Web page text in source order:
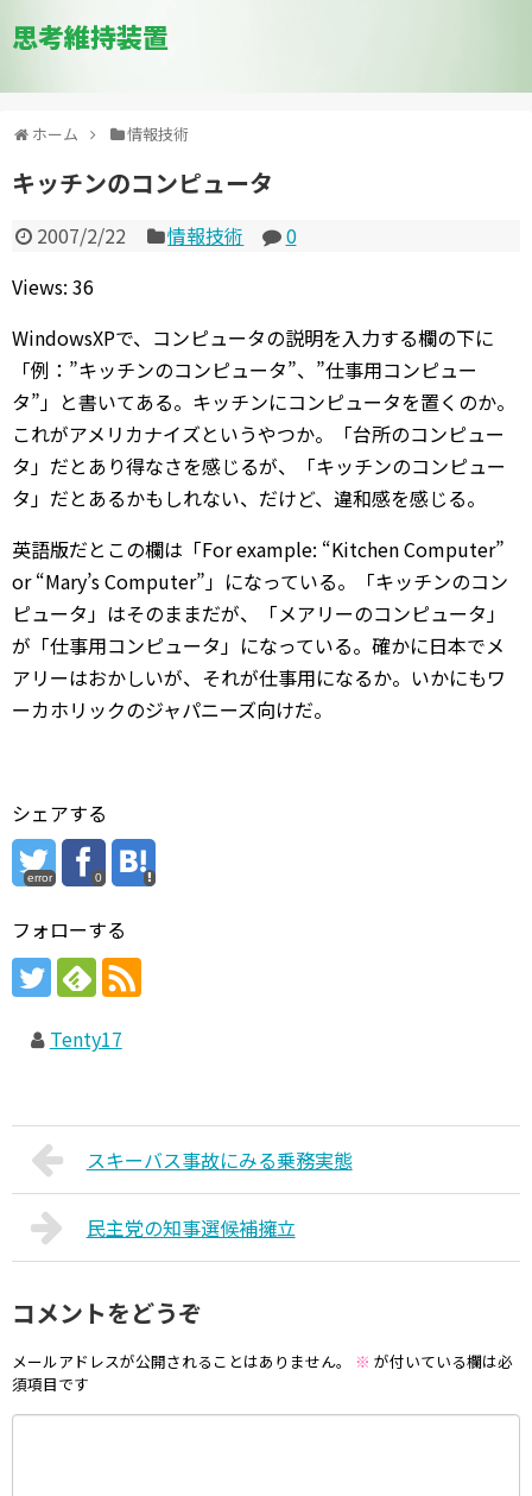
思考維持装置
ホーム 情報技術
キッチンのコンピュータ
2007/2/22 情報技術
0
Views: 36
WindowsXPで、コンピュータの説明を入力する欄の下に
「例：”キッチンのコンピュータ”、”仕事用コンピュー
タ”」と書いてある。キッチンにコンピュータを置くのか。
これがアメリカナイズというやつか。「台所のコンピュー
タ」だとあり得なさを感じるが、「キッチンのコンピュー
タ」だとあるかもしれない、だけど、違和感を感じる。
英語版だとこの欄は「For example: “Kitchen Computer”
or “Mary’s Computer”」になっている。「キッチンのコン
ピュータ」はそのままだが、「メアリーのコンピュータ」
が「仕事用コンピュータ」になっている。確かに日本でメ
アリーはおかしいが、それが仕事用になるか。いかにもワ
ーカホリックのジャパニーズ向けだ。
シェアする
error 0
フォローする
Tenty17
スキーバス事故にみる乗務実態
民主党の知事選候補擁立
コメントをどうぞ
メールアドレスが公開されることはありません。 ※ が付いている欄は必
須項目です